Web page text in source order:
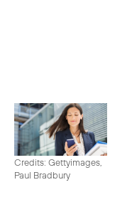
Credits: Gettyimages,
Paul Bradbury